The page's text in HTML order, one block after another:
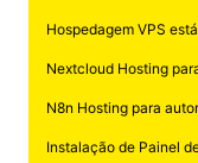
Hospedagem VPS
Nextcloud Hosting
N8n Hosting para
Instalação de Painel